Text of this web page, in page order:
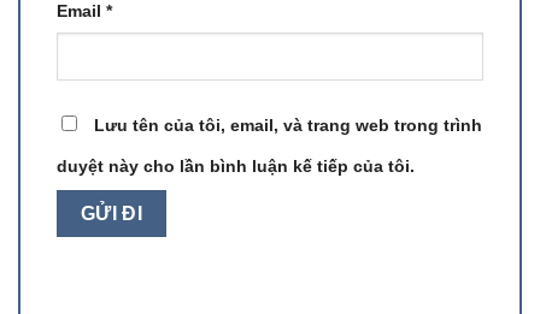
Email *
Lưu tên của tôi, email, và trang web trong trình
duyệt này cho lần bình luận kế tiếp của tôi.